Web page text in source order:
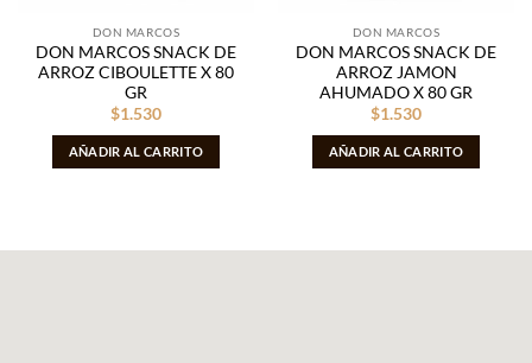
DON MARCOS
DON MARCOS SNACK DE
ARROZ CIBOULETTE X 80
GR
$1.530
AÑADIR AL CARRITO
DON MARCOS
DON MARCOS SNACK DE
ARROZ JAMON
AHUMADO X 80 GR
$1.530
AÑADIR AL CARRITO